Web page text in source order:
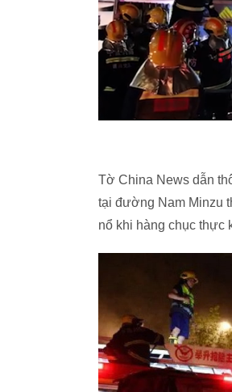
Tờ China News dẫn
tại đường Nam Minzu
nổ khi hàng chục thực